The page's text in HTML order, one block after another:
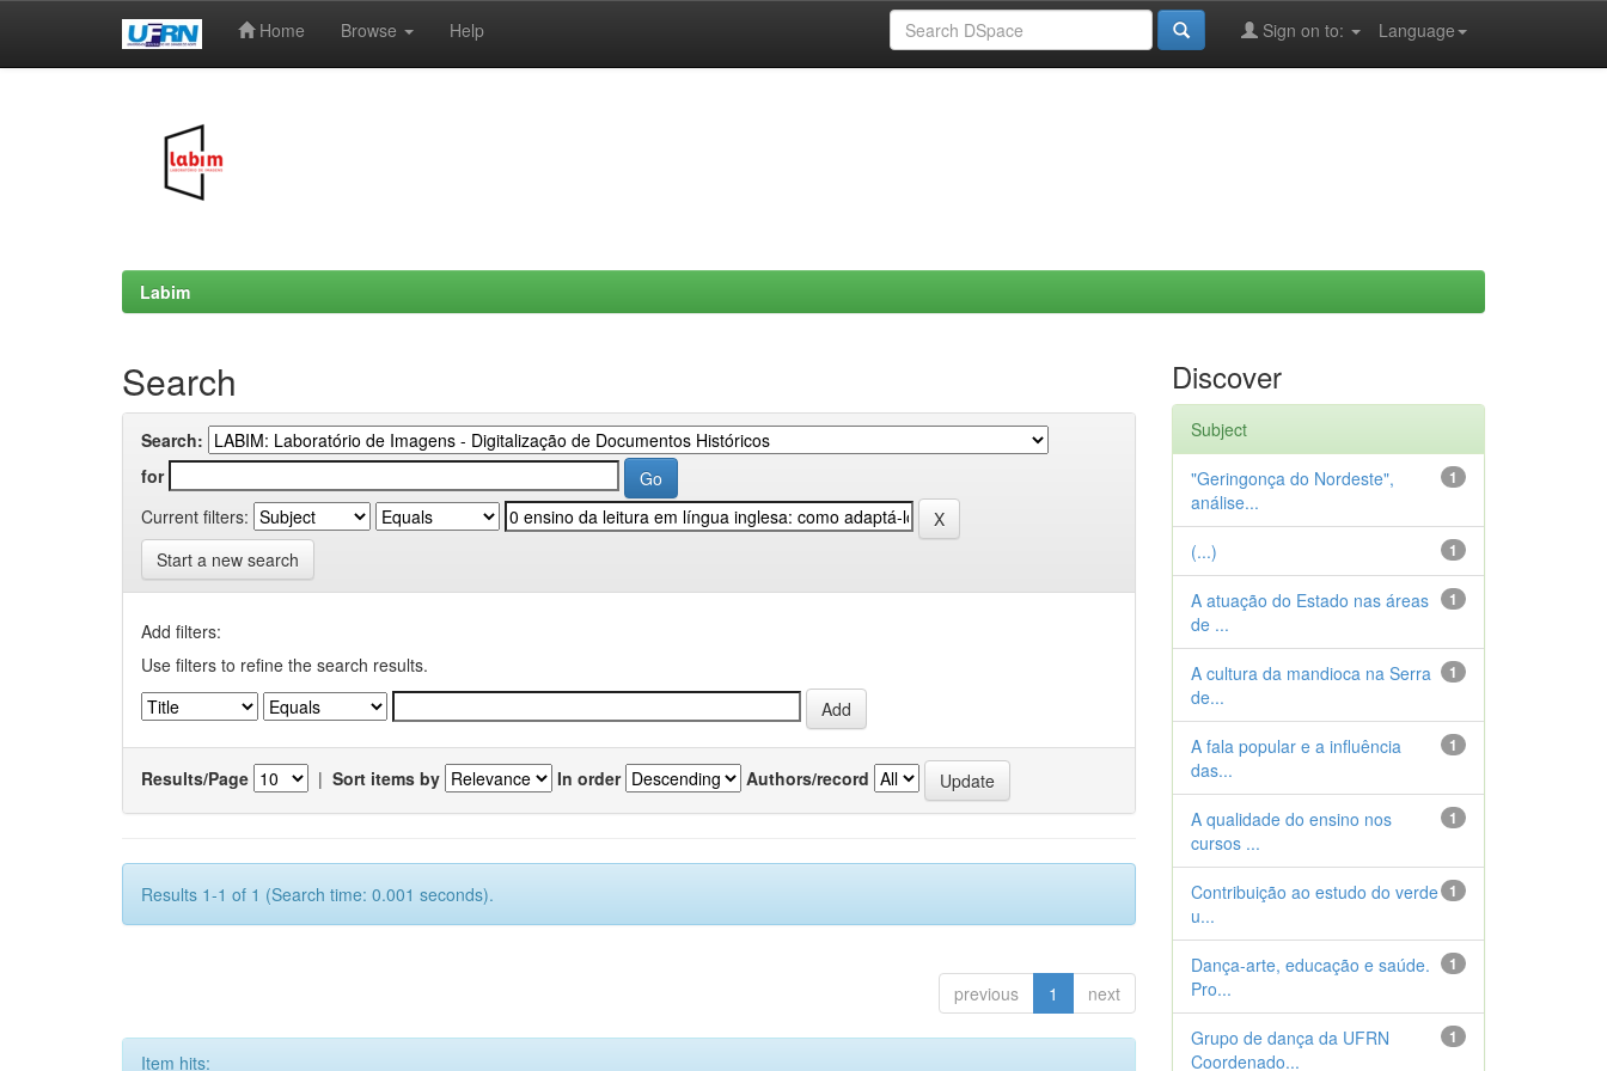
Home Browse Help Language
Sign on to:
Labim
Search
Search:
for
Current filters:
Start a new search
Add filters:
Use filters to refine the search results.
Results/Page | Sort items by In order Authors/record
Results 1-1 of 1 (Search time: 0.001 seconds).
previous 1 next
Item hits:
Discover
Subject
1
"Geringonça do Nordeste",
análise...
1
(...)
1
A atuação do Estado nas áreas
de ...
1
A cultura da mandioca na Serra
de...
1
A fala popular e a influência
das...
1
A qualidade do ensino nos
cursos ...
1
Contribuição ao estudo do verde
u...
1
Dança-arte, educação e saúde.
Pro...
1
Grupo de dança da UFRN
Coordenado...